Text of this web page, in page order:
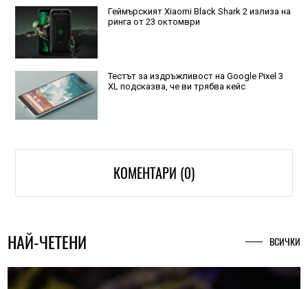
Геймърският Xiaomi Black Shark 2 излиза на
ринга от 23 октомври
Тестът за издръжливост на Google Pixel 3
XL подсказва, че ви трябва кейс
КОМЕНТАРИ (0)
НАЙ-ЧЕТЕНИ ВСИЧКИ